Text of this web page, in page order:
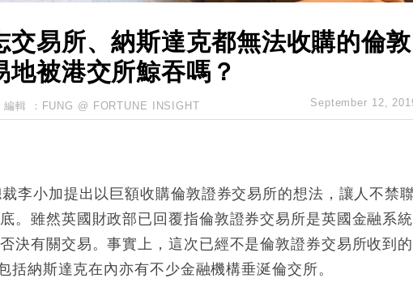
交易所、納斯達克都無法收購的倫敦
被港交所鯨吞嗎？
編輯 ： FUNG @ FORTUNE INSIGHT September 12,
李小加提出以巨額收購倫敦證券交易所的想法，讓人不禁
。雖然英國財政部已回覆指倫敦證券交易所是英國金融系
決有關交易。事實上，這次已經不是倫敦證券交易所收到
納斯達克在內亦有不少金融機構垂涎倫交所。